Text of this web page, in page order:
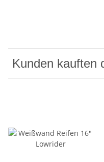
Kunden kauften